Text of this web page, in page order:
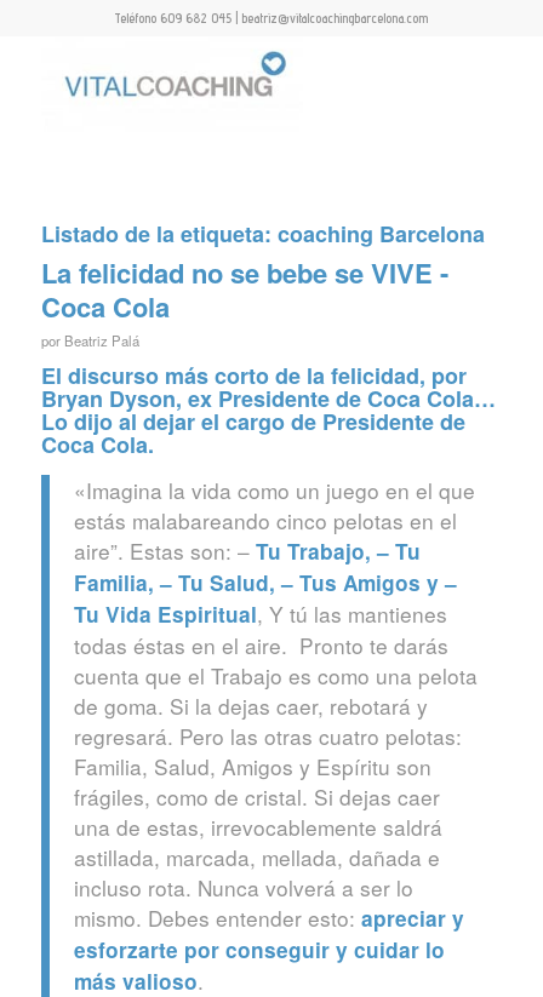
Teléfono 609 682 045 | beatriz@vitalcoachingbarcelona.com
Listado de la etiqueta: coaching Barcelona
La felicidad no se bebe se VIVE -
Coca Cola
por Beatriz Palá
El discurso más corto de la felicidad, por
Bryan Dyson, ex Presidente de Coca Cola…
Lo dijo al dejar el cargo de Presidente de
Coca Cola.
«Imagina la vida como un juego en el que
estás malabareando cinco pelotas en el
aire”. Estas son: – Tu Trabajo, – Tu
Familia, – Tu Salud, – Tus Amigos y –
Tu Vida Espiritual, Y tú las mantienes
todas éstas en el aire. Pronto te darás
cuenta que el Trabajo es como una pelota
de goma. Si la dejas caer, rebotará y
regresará. Pero las otras cuatro pelotas:
Familia, Salud, Amigos y Espíritu son
frágiles, como de cristal. Si dejas caer
una de estas, irrevocablemente saldrá
astillada, marcada, mellada, dañada e
incluso rota. Nunca volverá a ser lo
mismo. Debes entender esto: apreciar y
esforzarte por conseguir y cuidar lo
más valioso.